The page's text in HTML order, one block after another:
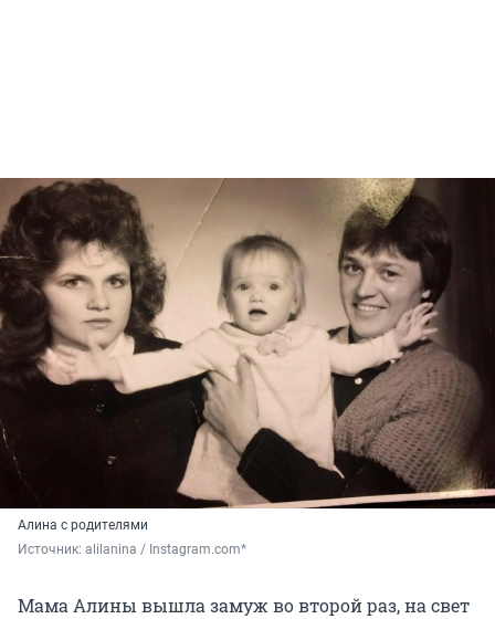
Алина с родителями
Источник: alilanina / Instagram.com*
Мама Алины вышла замуж во второй раз, на свет